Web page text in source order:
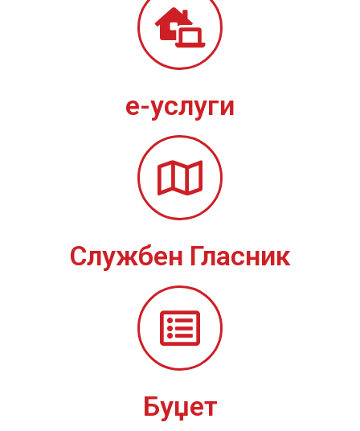
е-услуги
Службен Гласник
Буџет